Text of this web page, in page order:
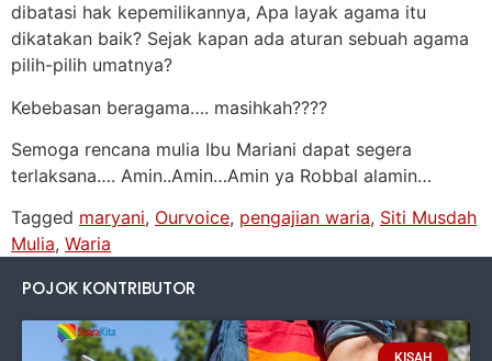
dibatasi hak kepemilikannya, Apa layak agama itu
dikatakan baik? Sejak kapan ada aturan sebuah agama
pilih-pilih umatnya?
Kebebasan beragama…. masihkah????
Semoga rencana mulia Ibu Mariani dapat segera
terlaksana…. Amin..Amin…Amin ya Robbal alamin…
Tagged maryani, Ourvoice, pengajian waria, Siti Musdah
Mulia, Waria
POJOK KONTRIBUTOR
KISAH